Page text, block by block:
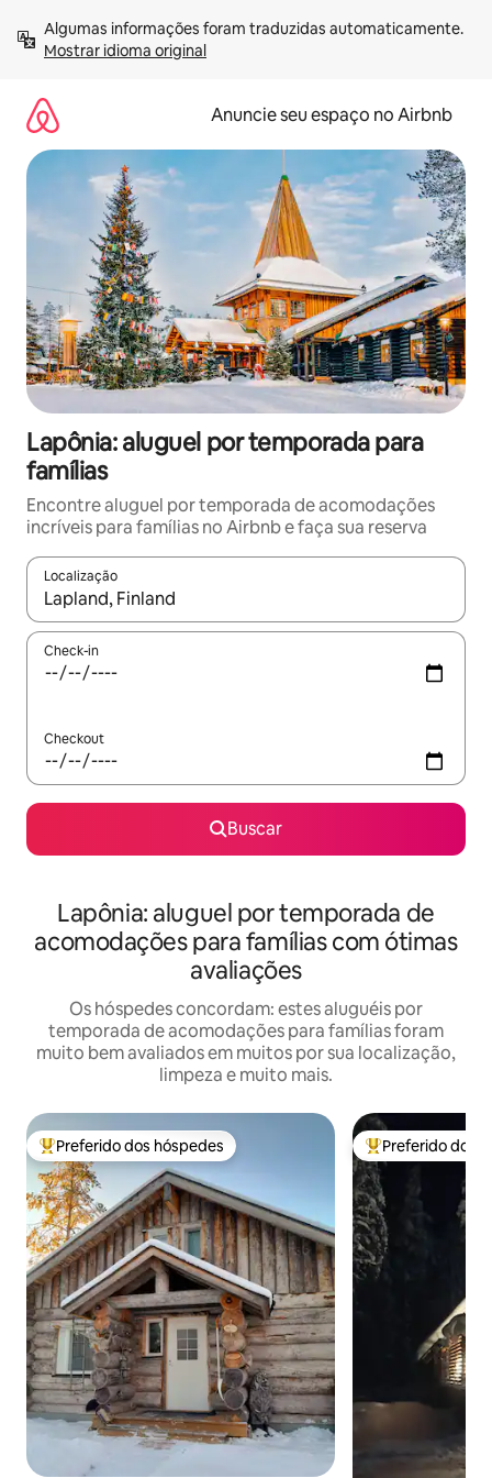
para
Mostrar idioma original
Anuncie seu espaço no Airbnb
Lapônia: aluguel por temporada para
famílias
Encontre aluguel por temporada de acomodações
incríveis para famílias no Airbnb e faça sua reserva
Localização
Quando os resultados estiverem disponíveis, explore-os
Check-in
Checkout
Buscar
Lapônia: aluguel por temporada de
acomodações para famílias com ótimas
avaliações
Os hóspedes concordam: estes aluguéis por
temporada de acomodações para famílias foram
muito bem avaliados em muitos por sua localização,
limpeza e muito mais.
Entre os melhores preferidos dos hóspedes
Preferido dos hóspedes Entre os
Preferido dos